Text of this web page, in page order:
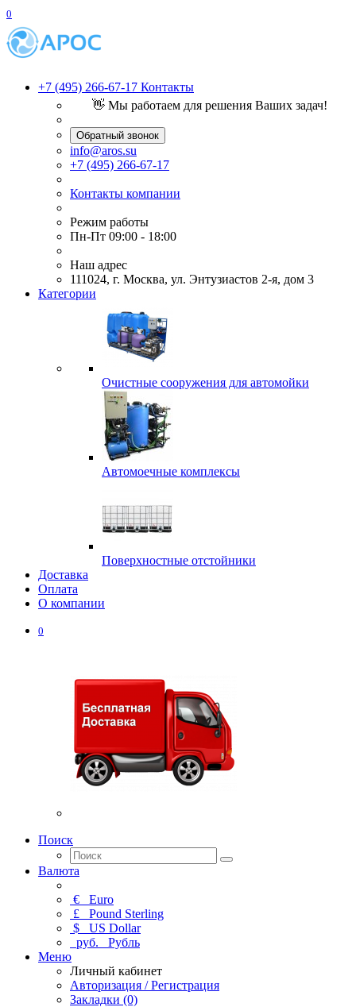
0
+7 (495) 266-67-17 Контакты
👋 Мы работаем для решения Ваших задач!
Обратный звонок
info@aros.su
+7 (495) 266-67-17
Контакты компании
Режим работы
Пн-Пт 09:00 - 18:00
Наш адрес
111024, г. Москва, ул. Энтузиастов 2-я, дом 3
Категории
Очистные сооружения для автомойки
Автомоечные комплексы
Поверхностные отстойники
Доставка
Оплата
О компании
0
Поиск
Валюта
€ Euro
£ Pound Sterling
$ US Dollar
руб. Рубль
Меню
Личный кабинет
Авторизация / Регистрация
Закладки (0)